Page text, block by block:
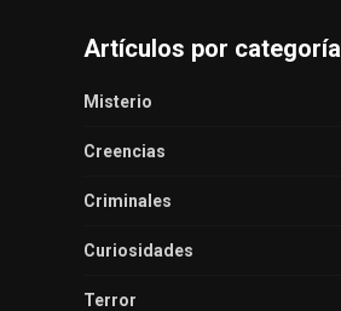
Artículos por categoría
Misterio
Creencias
Criminales
Curiosidades
Terror